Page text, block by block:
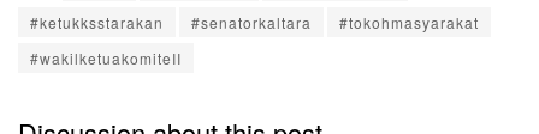
#ketukksstarakan
#senatorkaltara
#tokohmasyarakat
#wakilketuakomiteII